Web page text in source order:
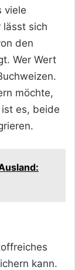
viele
lässt sich
den
Wer Wert
möchte,
es, beide
kann.